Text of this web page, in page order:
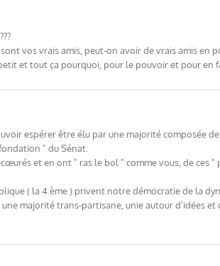
vos vrais amis, peut-on avoir de vrais amis en
et tout ça pourquoi, pour le pouvoir et pour en
espérer être élu par une majorité composée
" du Sénat.
et en ont " ras le bol " comme vous, de
( la 4 ème ) privent notre démocratie de la
une majorité trans-partisane, unie autour d’idées